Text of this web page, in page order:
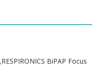
BiPAP Focus